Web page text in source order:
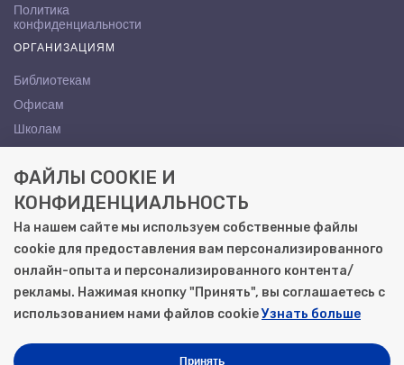
Политика
конфиденциальности
ОРГАНИЗАЦИЯМ
Библиотекам
Офисам
Школам
КОНТАКТЫ
Саратов, ул. Осипова, 10А
+7 (8452) 72-65-65
gemera@moya-kniga.ru
Моя книга | Сеть книжных магазинов в Саратове
ФАЙЛЫ COOKIE И
КОНФИДЕНЦИАЛЬНОСТЬ
На нашем сайте мы используем собственные файлы
cookie для предоставления вам персонализированного
онлайн-опыта и персонализированного контента/
рекламы. Нажимая кнопку "Принять", вы соглашаетесь с
использованием нами файлов cookieУзнать больше
Принять